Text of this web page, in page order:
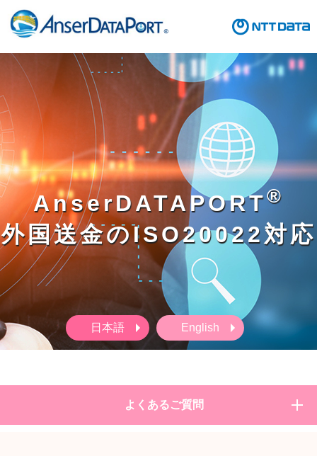
AnserDATAPORT®
外国送金のISO20022対応
日本語 English
よくあるご質問